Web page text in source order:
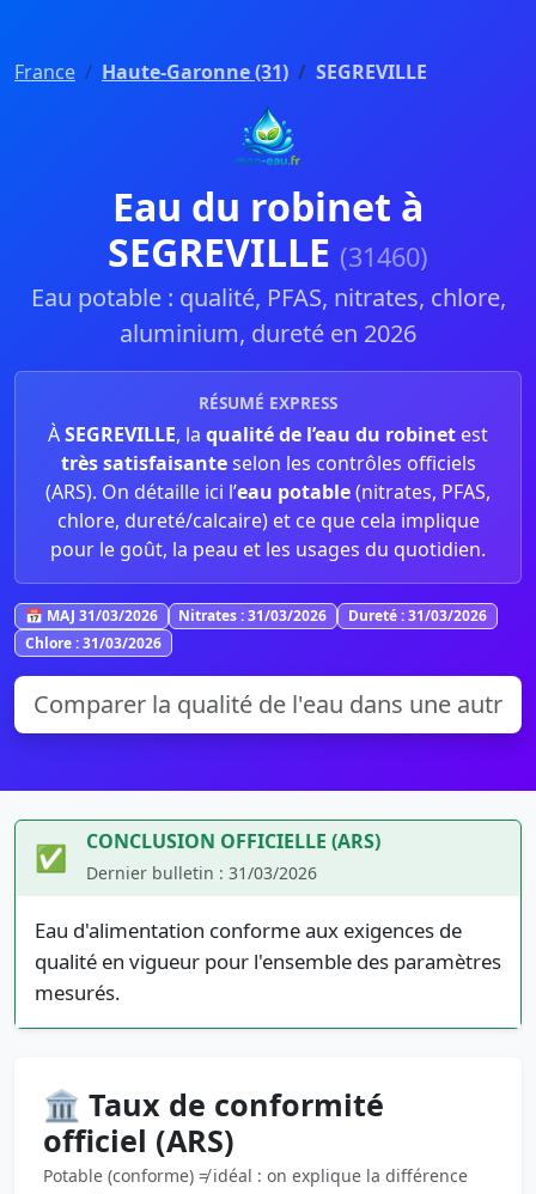
France Haute-Garonne (31) SEGREVILLE
Eau du robinet à
SEGREVILLE (31460)
Eau potable : qualité, PFAS, nitrates, chlore,
aluminium, dureté en 2026
RÉSUMÉ EXPRESS
ÀSEGREVILLE, la qualité de l’eau du robinet est
très satisfaisanteselon les contrôles officiels
(ARS). On détaille ici l’eau potable(nitrates, PFAS,
chlore, dureté/calcaire) et ce que cela implique
pour le goût, la peau et les usages du quotidien.
📅 MAJ 31/03/2026 Nitrates : 31/03/2026
Dureté : 31/03/2026
Chlore : 31/03/2026
✅ CONCLUSION OFFICIELLE (ARS)
Dernier bulletin : 31/03/2026
Eau d'alimentation conforme aux exigences de
qualité en vigueur pour l'ensemble des paramètres
mesurés.
🏛️ Taux de conformité
officiel (ARS)
Potable (conforme) ≠ idéal : on explique la différence